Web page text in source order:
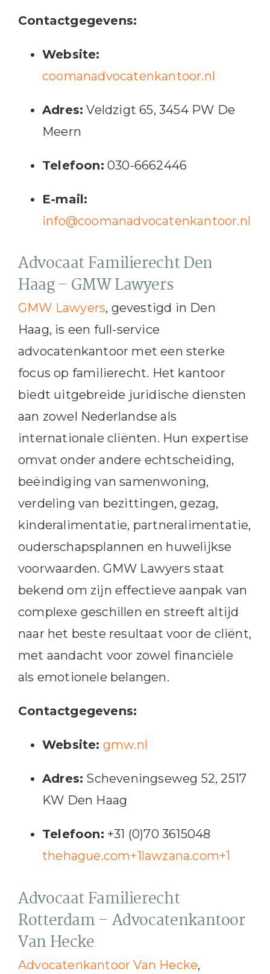
Contactgegevens:
Website:
coomanadvocatenkantoor.nl
Adres: Veldzigt 65, 3454 PW De
Meern
Telefoon: 030-6662446
E-mail:
info@coomanadvocatenkantoor.nl
Advocaat Familierecht Den
Haag – GMW Lawyers
GMW Lawyers, gevestigd in Den
Haag, is een full-service
advocatenkantoor met een sterke
focus op familierecht. Het kantoor
biedt uitgebreide juridische diensten
aan zowel Nederlandse als
internationale cliënten. Hun expertise
omvat onder andere echtscheiding,
beëindiging van samenwoning,
verdeling van bezittingen, gezag,
kinderalimentatie, partneralimentatie,
ouderschapsplannen en huwelijkse
voorwaarden. GMW Lawyers staat
bekend om zijn effectieve aanpak van
complexe geschillen en streeft altijd
naar het beste resultaat voor de cliënt,
met aandacht voor zowel financiële
als emotionele belangen.
Contactgegevens:
Website: gmw.nl
Adres: Scheveningseweg 52, 2517
KW Den Haag
Telefoon: +31 (0)70 3615048
thehague.com+1lawzana.com+1
Advocaat Familierecht
Rotterdam – Advocatenkantoor
Van Hecke
Advocatenkantoor Van Hecke,